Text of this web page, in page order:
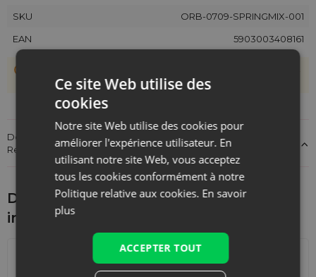
SKU
ORB-0709-SPRINGMIX-001
EAN
5903003408161
possible.
Détails sur la conformité du produit aux réglementations :
Responsabilité du produit
Découvrez ce qui pourrait vous
intéresser d'autre
Ce site Web utilise des
cookies
Notre site Web utilise des cookies pour
améliorer l'expérience utilisateur. En
utilisant notre site Web, vous acceptez
tous les cookies conformément à notre
Politique relative aux cookies. En savoir
plus
ACCEPTER TOUT